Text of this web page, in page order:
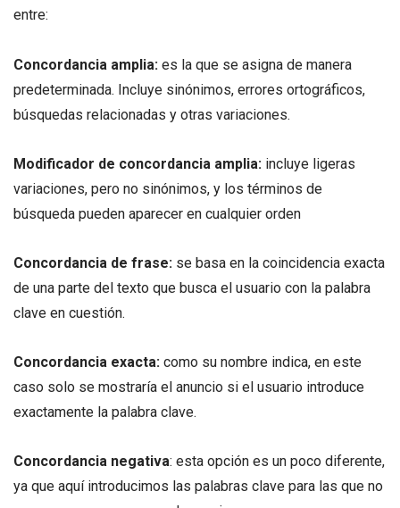
entre:
Concordancia amplia: es la que se asigna de manera
predeterminada. Incluye sinónimos, errores ortográficos,
búsquedas relacionadas y otras variaciones.
Modificador de concordancia amplia: incluye ligeras
variaciones, pero no sinónimos, y los términos de
búsqueda pueden aparecer en cualquier orden
Concordancia de frase: se basa en la coincidencia exacta
de una parte del texto que busca el usuario con la palabra
clave en cuestión.
Concordancia exacta: como su nombre indica, en este
caso solo se mostraría el anuncio si el usuario introduce
exactamente la palabra clave.
Concordancia negativa: esta opción es un poco diferente,
ya que aquí introducimos las palabras clave para las que no